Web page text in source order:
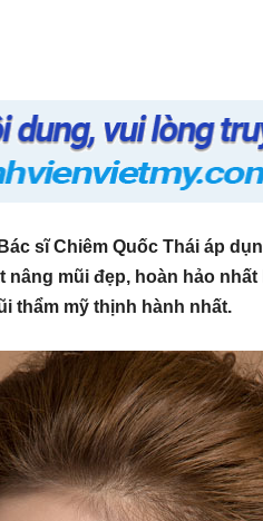
sĩ Chiêm Quốc Thái áp
mũi đẹp, hoàn hảo nhất
thẩm mỹ thịnh hành nhất.